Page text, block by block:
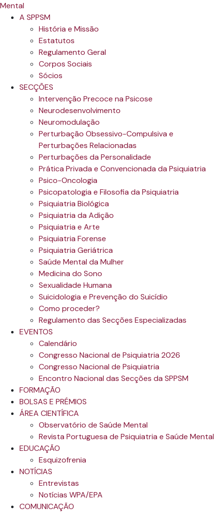
A SPPSM
História e Missão
Estatutos
Regulamento Geral
Corpos Sociais
Sócios
SECÇÕES
Intervenção Precoce na Psicose
Neurodesenvolvimento
Neuromodulação
Perturbação Obsessivo-Compulsiva e
Perturbações Relacionadas
Perturbações da Personalidade
Prática Privada e Convencionada da Psiquiatria
Psico-Oncologia
Psicopatologia e Filosofia da Psiquiatria
Psiquiatria Biológica
Psiquiatria da Adição
Psiquiatria e Arte
Psiquiatria Forense
Psiquiatria Geriátrica
Saúde Mental da Mulher
Medicina do Sono
Sexualidade Humana
Suicidologia e Prevenção do Suicídio
Como proceder?
Regulamento das Secções Especializadas
EVENTOS
Calendário
Congresso Nacional de Psiquiatria 2026
Congresso Nacional de Psiquiatria
Encontro Nacional das Secções da SPPSM
FORMAÇÃO
BOLSAS E PRÉMIOS
ÁREA CIENTÍFICA
Observatório de Saúde Mental
Revista Portuguesa de Psiquiatria e Saúde Mental
EDUCAÇÃO
Esquizofrenia
NOTÍCIAS
Entrevistas
Notícias WPA/EPA
COMUNICAÇÃO